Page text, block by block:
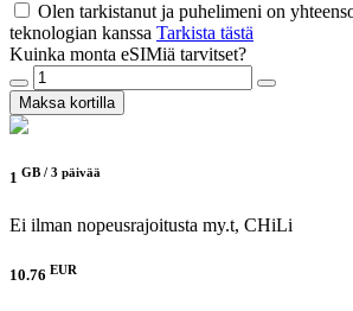
Olen tarkistanut ja puhelimeni on
teknologian kanssa Tarkista tästä
Kuinka monta eSIMiä tarvitset?
Maksa kortilla
1 GB / 3 päivää
Ei ilman nopeusrajoitusta my.t, CHiLi
10.76 EUR